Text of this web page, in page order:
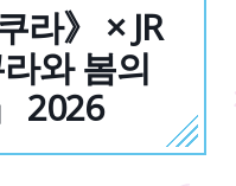
라》 × JR
와 봄의
2026